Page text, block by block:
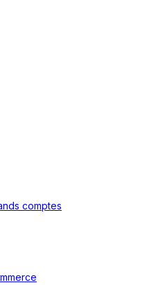
comptes